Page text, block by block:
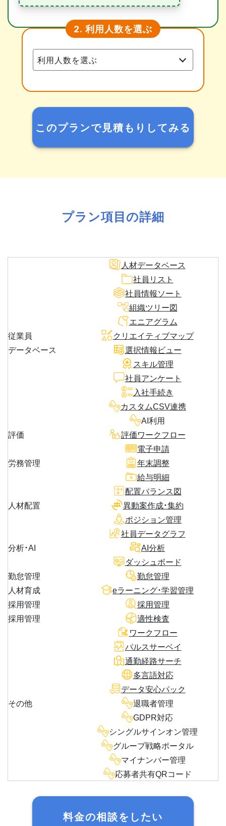
2. 利用人数を選ぶ
このプランで見積もりしてみる
プラン項目の詳細
従業員
データベース
人材データベース
社員リスト
社員情報ソート
組織ツリー図
エニアグラム
クリエイティブマップ
選択情報ビュー
スキル管理
社員アンケート
入社手続き
カスタムCSV連携
AI利用
評価
評価ワークフロー
労務管理
電子申請
年末調整
給与明細
人材配置
配置バランス図
異動案作成・集約
ポジション管理
分析・AI
社員データグラフ
AI分析
ダッシュボード
勤怠管理
勤怠管理
人材育成
eラーニング・学習管理
採用管理
採用管理
採用管理
適性検査
その他
ワークフロー
パルスサーベイ
通勤経路サーチ
多言語対応
データ安心パック
退職者管理
GDPR対応
シングルサインオン管理
グループ戦略ポータル
マイナンバー管理
応募者共有QRコード
料金の相談をしたい